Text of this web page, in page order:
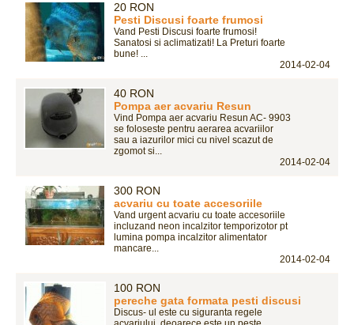
20 RON
Pesti Discusi foarte frumosi
Vand Pesti Discusi foarte frumosi!
Sanatosi si aclimatizati! La Preturi foarte
bune! ...
2014-02-04
40 RON
Pompa aer acvariu Resun
Vind Pompa aer acvariu Resun AC- 9903
se foloseste pentru aerarea acvariilor
sau a iazurilor mici cu nivel scazut de
zgomot si...
2014-02-04
300 RON
acvariu cu toate accesoriile
Vand urgent acvariu cu toate accesoriile
incluzand neon incalzitor temporizotor pt
lumina pompa incalzitor alimentator
mancare...
2014-02-04
100 RON
pereche gata formata pesti discusi
Discus- ul este cu siguranta regele